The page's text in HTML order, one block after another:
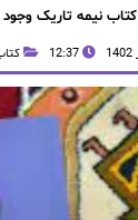
کتاب نیمه تاریک وجود pdf
12:37